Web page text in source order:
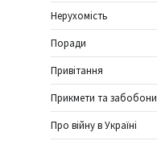
Нерухомість
Поради
Привітання
Прикмети та забобони
Про війну в Україні